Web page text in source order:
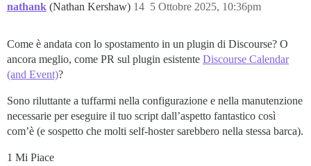
nathank (Nathan Kershaw) 5 Ottobre 2025, 10:36pm
14
Come è andata con lo spostamento in un plugin di Discourse? O
ancora meglio, come PR sul plugin esistente Discourse Calendar
(and Event)?
Sono riluttante a tuffarmi nella configurazione e nella manutenzione
necessarie per eseguire il tuo script dall’aspetto fantastico così
com’è (e sospetto che molti self-hoster sarebbero nella stessa barca).
1 Mi Piace